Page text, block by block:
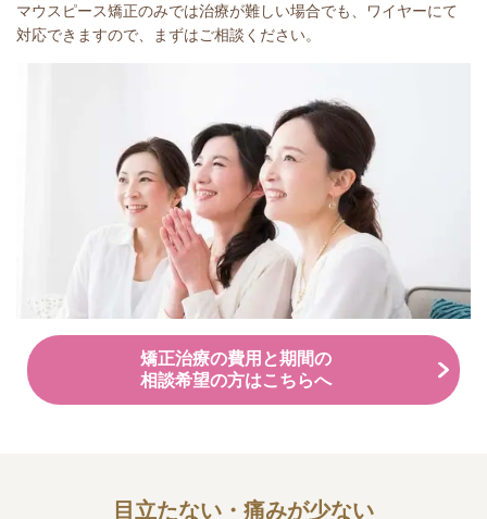
マウスピース矯正のみでは治療が難しい場合でも、ワイヤーにて
対応できますので、まずはご相談ください。
矯正治療の費用と期間の
相談希望の方はこちらへ
目立たない・痛みが少ない